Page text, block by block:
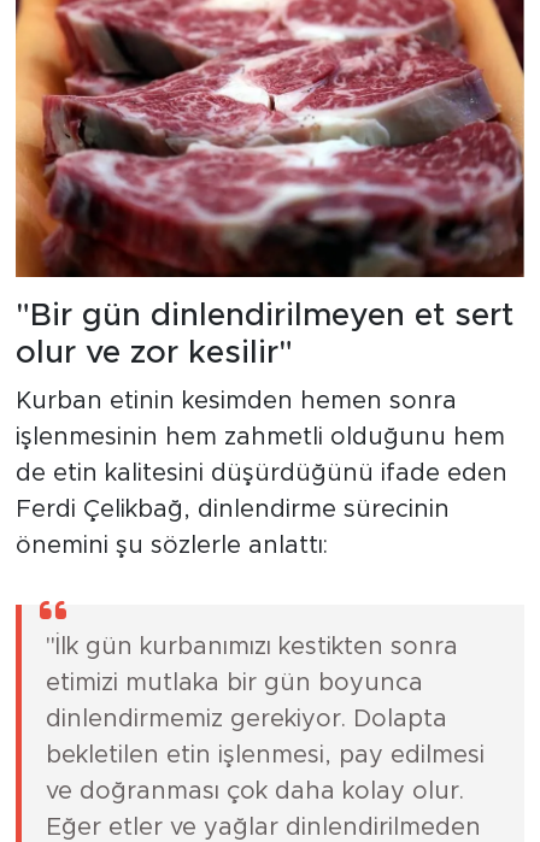
"Bir gün dinlendirilmeyen et sert
olur ve zor kesilir"
Kurban etinin kesimden hemen sonra
işlenmesinin hem zahmetli olduğunu hem
de etin kalitesini düşürdüğünü ifade eden
Ferdi Çelikbağ, dinlendirme sürecinin
önemini şu sözlerle anlattı:
"İlk gün kurbanımızı kestikten sonra
etimizi mutlaka bir gün boyunca
dinlendirmemiz gerekiyor. Dolapta
bekletilen etin işlenmesi, pay edilmesi
ve doğranması çok daha kolay olur.
Eğer etler ve yağlar dinlendirilmeden